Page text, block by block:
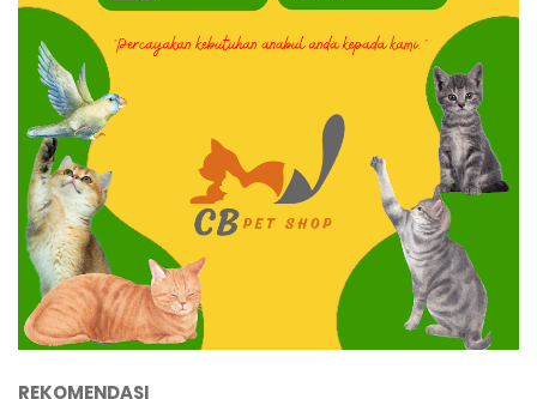
REKOMENDASI